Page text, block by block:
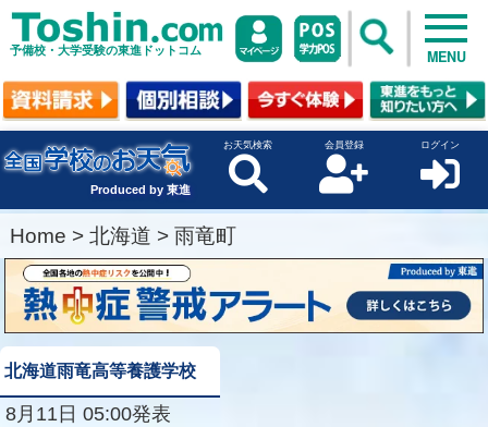
予備校・大学受験の東進ドットコム MENU
Produced by 東進
お天気検索 会員登録 ログイン
Home > 北海道 > 雨竜町
北海道雨竜高等養護学校
8月11日 05:00発表